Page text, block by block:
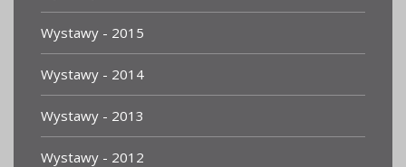
Wystawy - 2015
Wystawy - 2014
Wystawy - 2013
Wystawy - 2012